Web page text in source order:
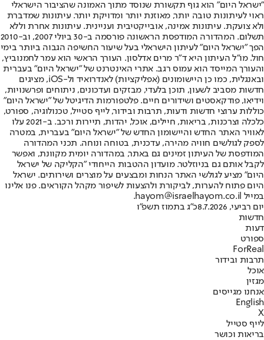
"ישראל היום" הוא גוף תקשורת שנוסד מתוך האמונה שהציבור הישראלי
ראוי לעיתונות טובה יותר, מאוזנת יותר ומדויקת יותר. עיתונות שמדברת
ולא צועקת. עיתונות אמינה, אובייקטיבית ועניינית. עיתונות אחרת וללא
תשלום. המהדורה המודפסת הראשונה פורסמה ב-30 ביולי 2007, וב-2010
הפך "ישראל היום" לעיתון הישראלי בעל שיעור החשיפה הגבוה ביותר בימי
חול. מו"ל העיתון היא ד"ר מרים אדלסון. העורך הראשי הוא עמר לחמנוביץ,
והעורך המייסד הוא עמוס רגב. אתרי האינטרנט של "ישראל היום" בעברית
ובאנגלית, כמו כן היישומונים (אפליקציות) לאנדרואיד ול-iOS, מציגים
חדשות מסביב לשעון, תוכן בלעדי, מבזקים ועדכונים, ניתוחים ופרשנויות,
וידיאו, פודקאסטים ושידורים חיים. פלטפורמות הדיגיטל של "ישראל היום"
כוללות ערוצי חדשות ודעות, תרבות ובידור, לייף סטייל, טכנולוגיה, ספורט,
כלכלה וצרכנות, בריאות, חיילים, אוכל, יהדות, תיירות ורכב. ב-2021 עלו
לאוויר האתר החדש והיישומון החדש של "ישראל היום" בעברית, במטרה
לספק לגולשים חוויה מהירה, עדכנית, בטוחה ונוחה. תכני המהדורה
המודפסת של העיתון זמינים גם באתר, במהדורה יומית מקוונת, ואפשר
לקבל אותם גם בניוזלטר. מועדון ההטבות הייחודי "הקליקה של ישראל
היום" מציע לגולשי האתר הנחות ומבצעים על מוצרים ושירותים. ישראל
היום פתוח להערות, לביקורת ולהצעות לשיפור מקהל הקוראים. פנו אלינו
במייל hayom@israelhayom.co.il.
יום רביעי, 8.7.2026
כ"ג בתמוז תשפ"ו
חדשות
דעות
ספורט
ForReal
תרבות ובידור
אוכל
מגזין
אנחנו מגייסים
English
X
לייף סטייל
בריאות וכושר